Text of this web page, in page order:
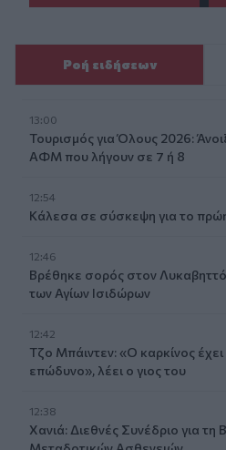
Ροή ειδήσεων
13:00
Τουρισμός για Όλους 2026:
ΑΦΜ που λήγουν σε 7 ή 8
12:54
Κάλεσα σε σύσκεψη για το
12:46
Βρέθηκε σορός στον
των Αγίων Ισιδώρων
12:42
Τζο Μπάιντεν: «Ο καρκίνος
επώδυνο», λέει ο γιος του
12:38
Χανιά: Διεθνές Συνέδριο για